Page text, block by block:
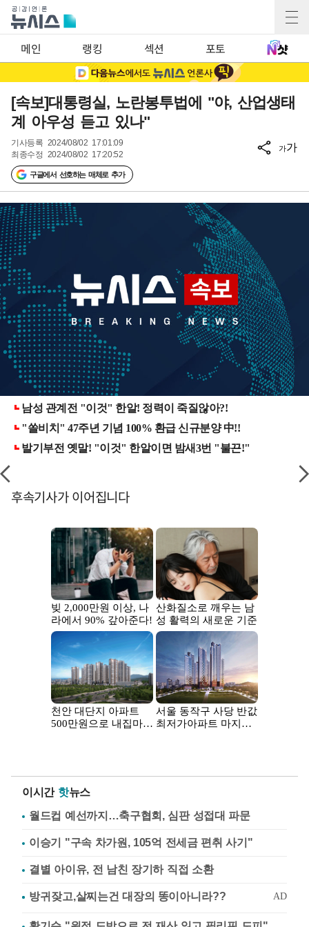
메인 랭킹 섹션 포토
[속보]대통령실, 노란봉투법에 "야, 산업생태
계 아우성 듣고 있나"
기사등록 2024/08/02 17:01:09
최종수정 2024/08/02 17:20:52
구글에서 선호하는 매체로 추가
가가
후속기사가 이어집니다
이시간 핫뉴스
월드컵 예선까지…축구협회, 심판 성접대 파문
이승기 "구속 차가원, 105억 전세금 편취 사기"
결별 아이유, 전 남친 장기하 직접 소환